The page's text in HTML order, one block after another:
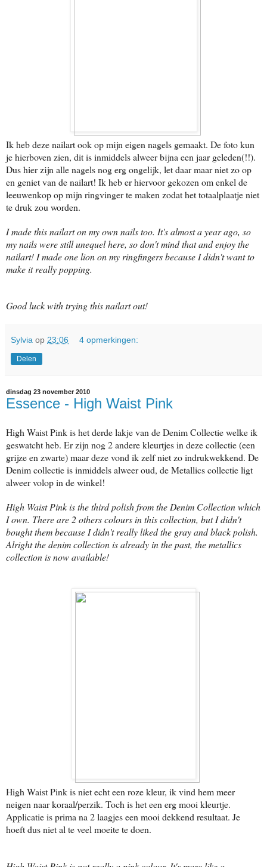
Ik heb deze nailart ook op mijn eigen nagels gemaakt. De foto kun
je hierboven zien, dit is inmiddels alweer bijna een jaar geleden(!!).
Dus hier zijn alle nagels nog erg ongelijk, let daar maar niet zo op
en geniet van de nailart! Ik heb er hiervoor gekozen om enkel de
leeuwenkop op mijn ringvinger te maken zodat het totaalplaatje niet
te druk zou worden.
I made this nailart on my own nails too. It's almost a year ago, so
my nails were still unequel here, so don't mind that and enjoy the
nailart! I made one lion on my ringfingers because I didn't want to
make it really popping.
Good luck with trying this nailart out!
Sylvia op 23:06 4 opmerkingen:
Delen
dinsdag 23 november 2010
Essence - High Waist Pink
High Waist Pink is het derde lakje van de Denim Collectie welke ik
geswatcht heb. Er zijn nog 2 andere kleurtjes in deze collectie (een
grijze en zwarte) maar deze vond ik zelf niet zo indrukwekkend. De
Denim collectie is inmiddels alweer oud, de Metallics collectie ligt
alweer volop in de winkel!
High Waist Pink is the third polish from the Denim Collection which
I own. There are 2 others colours in this collection, but I didn't
bought them because I didn't really liked the gray and black polish.
Alright the denim collection is already in the past, the metallics
collection is now available!
High Waist Pink is niet echt een roze kleur, ik vind hem meer
neigen naar koraal/perzik. Toch is het een erg mooi kleurtje.
Applicatie is prima na 2 laagjes een mooi dekkend resultaat. Je
hoeft dus niet al te veel moeite te doen.